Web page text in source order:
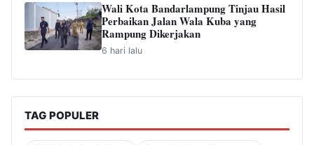
Wali Kota Bandarlampung Tinjau Hasil
Perbaikan Jalan Wala Kuba yang
Rampung Dikerjakan
6 hari lalu
TAG POPULER